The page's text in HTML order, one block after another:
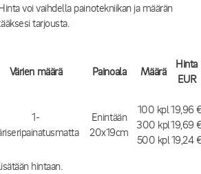
voi vaihdella painotekniikan ja määrän
tarjousta.
Värien määrä Painoala Määrä
Hinta
EUR
1-
Enintään
20x19cm
100 kpl19,96
300 kpl19,69
500 kpl19,24
hintaan.